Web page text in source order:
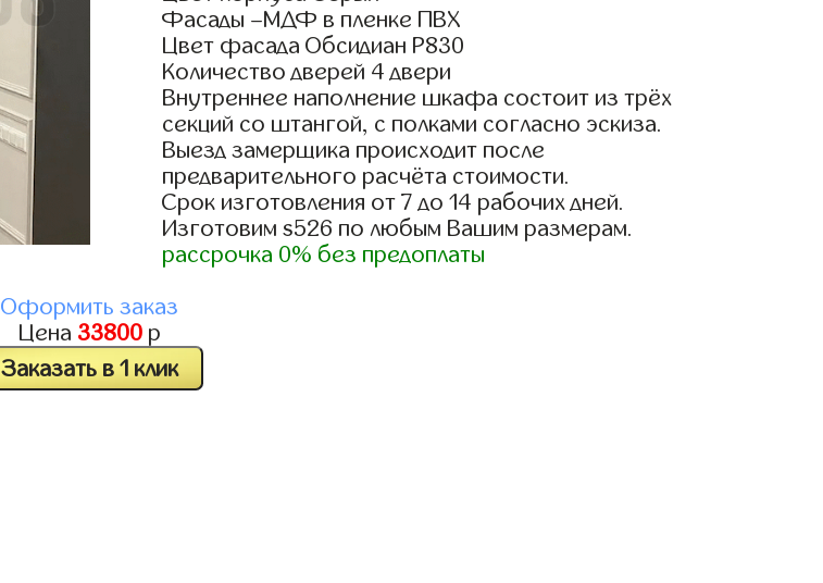
Фасады –МДФ в пленке ПВХ
Цвет фасада Обсидиан Р830
Количество дверей 4 двери
Внутреннее наполнение шкафа состоит из трёх
секций со штангой, с полками согласно эскиза.
Выезд замерщика происходит после
предварительного расчёта стоимости.
Срок изготовления от 7 до 14 рабочих дней.
Изготовим s526 по любым Вашим размерам.
рассрочка 0% без предоплаты
Оформить заказ
Цена 33800 р
Заказать в 1 клик